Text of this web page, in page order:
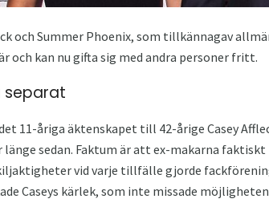
och Summer Phoenix, som tillkännagav
och kan nu gifta sig med andra personer fritt.
separat
11-åriga äktenskapet till 42-årige Casey
länge sedan. Faktum är att ex-makarna
vid varje tillfälle gjorde
Caseys kärlek, som inte missade